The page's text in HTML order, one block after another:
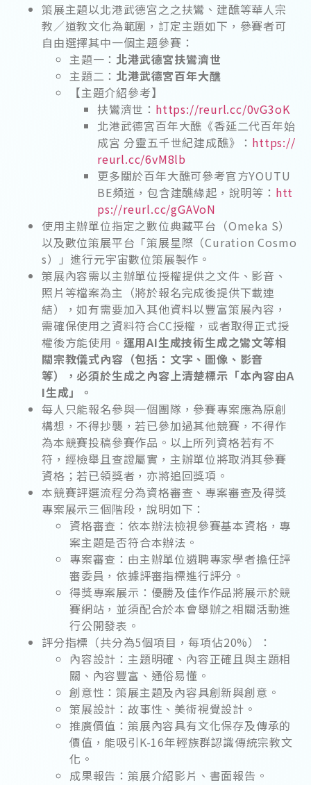
策展主題以北港武德宮之之扶鸞、建醮等華人宗
教／道教文化為範圍，訂定主題如下，參賽者可
自由選擇其中一個主題參賽：
主題一： 北港武德宮扶鸞濟世
主題二： 北港武德宮百年大醮
【主題介紹參考】
扶鸞濟世： https://reurl.cc/0vG3oK
北港武德宮百年大醮《香延二代百年始
成宮 分靈五千世紀建成醮》： https://
reurl.cc/6vM8lb
更多關於百年大醮可參考官方YOUTU
BE頻道，包含建醮緣起，說明等： htt
ps://reurl.cc/gGAVoN
使用主辦單位指定之數位典藏平台（Omeka S）
以及數位策展平台「策展星際（Curation Cosmo
s）」進行元宇宙數位策展製作。
策展內容需以主辦單位授權提供之文件、影音、
照片等檔案為主（將於報名完成後提供下載連
結），如有需要加入其他資料以豐富策展內容，
需確保使用之資料符合CC授權，或者取得正式授
權後方能使用。 運用AI生成技術生成之鸞文等相
關宗教儀式內容（包括：文字、圖像、影音
等），必須於生成之內容上清楚標示「本內容由A
I生成」。
每人只能報名參與一個團隊，參賽專案應為原創
構想，不得抄襲，若已參加過其他競賽，不得作
為本競賽投稿參賽作品。以上所列資格若有不
符，經檢舉且查證屬實，主辦單位將取消其參賽
資格；若已領獎者，亦將追回獎項。
本競賽評選流程分為資格審查、專案審查及得獎
專案展示三個階段，說明如下：
資格審查：依本辦法檢視參賽基本資格，專
案主題是否符合本辦法。
專案審查：由主辦單位遴聘專家學者擔任評
審委員，依據評審指標進行評分。
得獎專案展示：優勝及佳作作品將展示於競
賽網站，並須配合於本會舉辦之相關活動進
行公開發表。
評分指標（共分為5個項目，每項佔20%）：
內容設計：主題明確、內容正確且與主題相
關、內容豐富、通俗易懂。
創意性：策展主題及內容具創新與創意。
策展設計：故事性、美術視覺設計。
推廣價值：策展內容具有文化保存及傳承的
價值，能吸引K-16年輕族群認識傳統宗教文
化。
成果報告：策展介紹影片、書面報告。